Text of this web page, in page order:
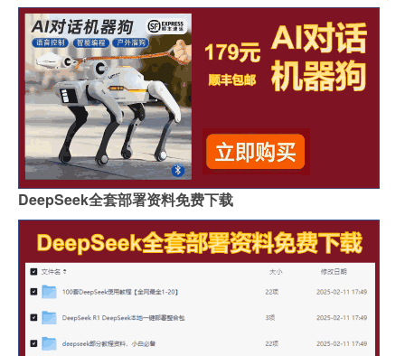
DeepSeek全套部署资料免费下载